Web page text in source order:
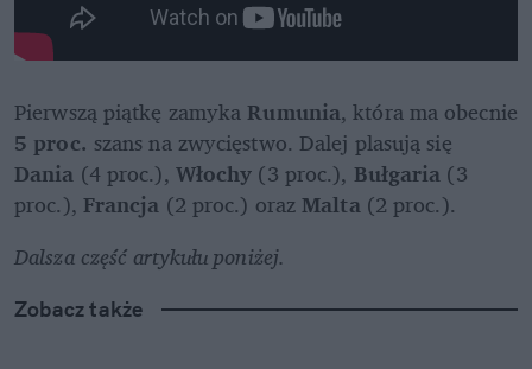
Pierwszą piątkę zamyka Rumunia
5 proc.
Dania (4 proc.), Włochy (3 proc.), Bułgaria (3
proc.), Francja (2 proc.) oraz Malta (2 proc.).
Dalsza część artykułu poniżej.
Zobacz także